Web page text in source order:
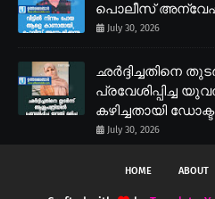
പൊലീസ്
July 30, 2026
ഛർദ്ദിച്ചതിനെ
പ്രവേശിപ്പിച്ച
കഴിച്ചതായി
July 30, 2026
HOME ABOUT